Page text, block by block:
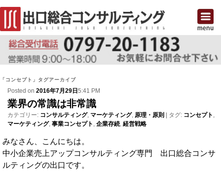
「 コンセプト 」タグアーカイブ
Posted on 2016年7月29日5:41 PM
業界の常識は非常識
カテゴリー: コンサルティング, マーケティング, 原理・原則 | タグ: コンセプト
マーケティング, 事業コンセプト 企業存続 経営戦略
みなさん、こんにちは。
中小企業売上アップコンサルティング専門 出口総合コンサ
ルティングの出口です。